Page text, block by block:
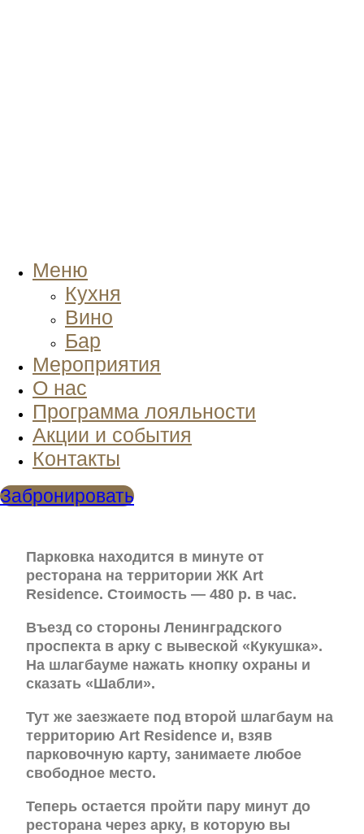
Меню
Кухня
Вино
Бар
Мероприятия
О нас
Программа лояльности
Акции и события
Контакты
Забронировать
Парковка находится в минуте от
ресторана на территории ЖК Art
Residence. Стоимость — 480 р. в час.
Въезд со стороны Ленинградского
проспекта в арку с вывеской «Кукушка».
На шлагбауме нажать кнопку охраны и
сказать «Шабли».
Тут же заезжаете под второй шлагбаум на
территорию Art Residence и, взяв
парковочную карту, занимаете любое
свободное место.
Теперь остается пройти пару минут до
ресторана через арку, в которую вы